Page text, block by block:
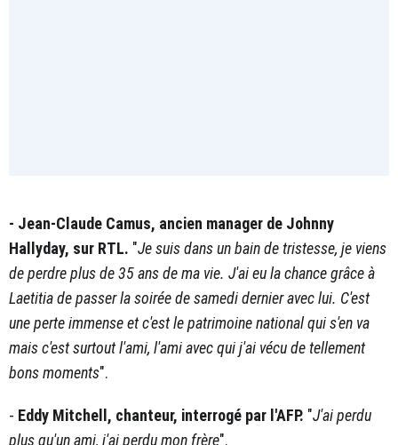
- Jean-Claude Camus, ancien manager de Johnny
Hallyday, sur RTL. "Je suis dans un bain de tristesse, je viens
de perdre plus de 35 ans de ma vie. J'ai eu la chance grâce à
Laetitia de passer la soirée de samedi dernier avec lui. C'est
une perte immense et c'est le patrimoine national qui s'en va
mais c'est surtout l'ami, l'ami avec qui j'ai vécu de tellement
bons moments".
- Eddy Mitchell, chanteur, interrogé par l'AFP. "J'ai perdu
plus qu'un ami, j'ai perdu mon frère".